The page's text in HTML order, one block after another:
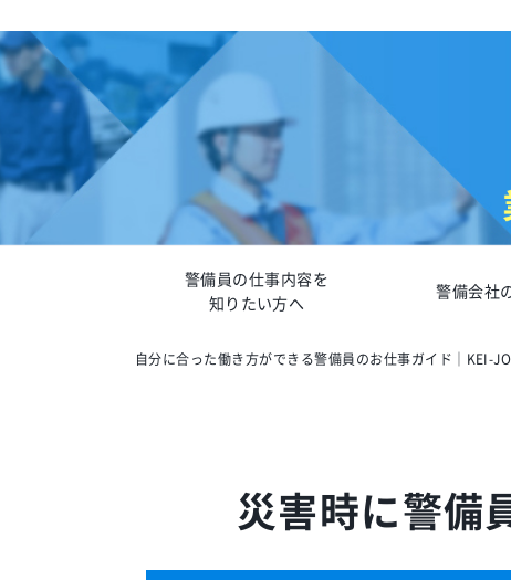
警備員の仕事内容を
知りたい方へ
警備会社
自分に合った働き方ができる警備員のお仕事ガイド｜KEI-
災害時に警備